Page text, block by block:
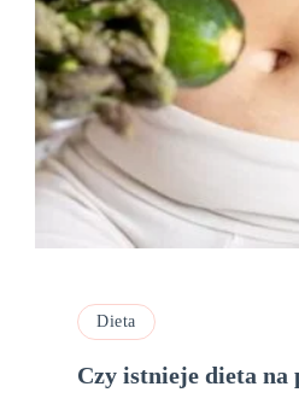
Dieta
Czy istnieje dieta na